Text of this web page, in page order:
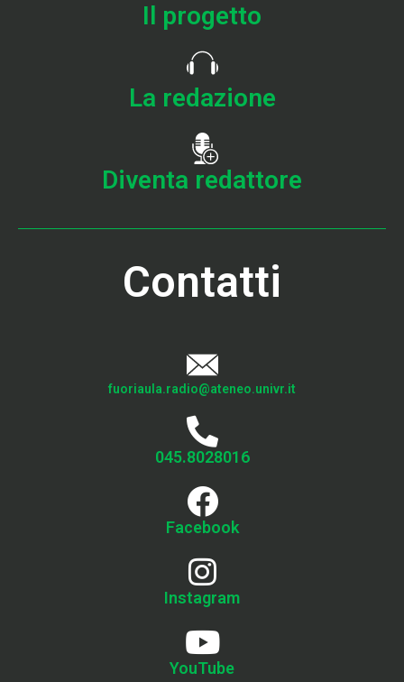
Il progetto
La redazione
Diventa redattore
Contatti
fuoriaula.radio@ateneo.univr.it
045.8028016
Facebook
Instagram
YouTube